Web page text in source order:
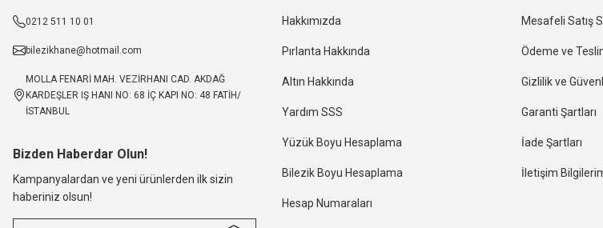
0212 511 10 01
bilezikhane@hotmail.com
MOLLA FENARİ MAH. VEZİRHANI CAD. AKDAĞ
KARDEŞLER IŞ HANI NO: 68 İÇ KAPI NO: 48 FATİH/
İSTANBUL
Bizden Haberdar Olun!
Kampanyalardan ve yeni ürünlerden ilk sizin
haberiniz olsun!
Hakkımızda
Pırlanta Hakkında
Altın Hakkında
Yardım SSS
Yüzük Boyu Hesaplama
Bilezik Boyu Hesaplama
Hesap Numaraları
Mesafeli Satış
Ödeme ve
Gizlilik ve
Garanti Şartları
İade Şartları
İletişim